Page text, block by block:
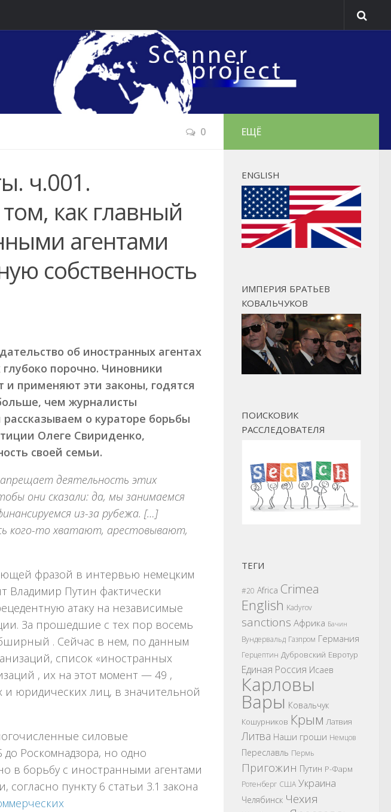
0
ч.001.
как главный
агентами
собственность
об иностранных агентах
порочно. Чиновники
применяют эти законы, годятся
чем журналисты
о кураторе борьбы
Олеге Свириденко,
своей семьи.
деятельность этих
они сказали: да, мы занимаемся
из-за рубежа. […]
кого-то хватают, арестовывают,
фразой в интервью немецким
Владимир Путин фактически
атаку на независимые
За прошедшие с тех пор восемь
. Сейчас в нем, по данным
список «иностранных
, их на этот момент — 49 ,
юридических лиц, в значительной
силовые
Роскомнадзора, но одно
в борьбу с иностранными агентами
пункту 6 статьи 3.1 закона
ЕЩЁ
ENGLISH
ИМПЕРИЯ БРАТЬЕВ
КОВАЛЬЧУКОВ
ПОИСКОВИК
РАССЛЕДОВАТЕЛЯ
ТЕГИ
#20 Africa Crimea
English Kadyrov
sanctions Африка Бачин
Вундервальд Газпром Германия
Герцептин Дубровский Евротур
Единая Россия Исаев
Карловы
Вары Ковальчук
Кошурников Крым Латвия
Литва Наши гроши Немцов
Переславль Пермь
Пригожин Путин Р-Фарм
Ротенберг США Украина
Челябинск Чехия